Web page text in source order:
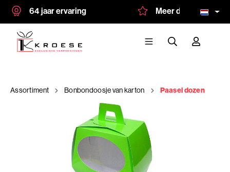
64 jaar ervaring Meer dan 1.500
Assortiment Bonbondoosje van karton Paasei dozen